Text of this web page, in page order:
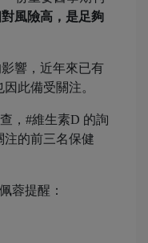
風險高，是足夠
響，近年來已有
此備受關注。
，#維生素D 的詢
注的前三名保健
蓉提醒：